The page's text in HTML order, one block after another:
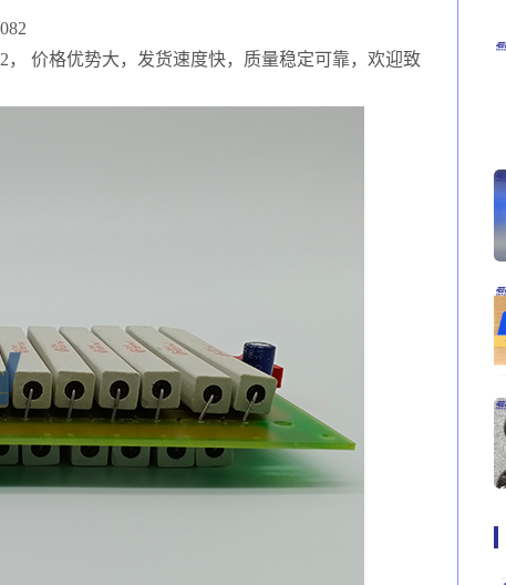
价格优势大，发货速度快，质量稳定可靠，欢迎致